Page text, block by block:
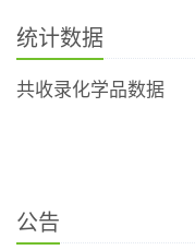
统计数据
共收录化学品数据
公告